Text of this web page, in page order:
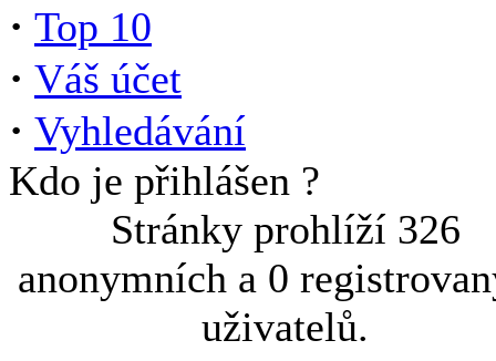
· Top 10
· Váš účet
· Vyhledávání
Kdo je přihlášen ?
Stránky prohlíží 326
anonymních a 0
uživatelů.